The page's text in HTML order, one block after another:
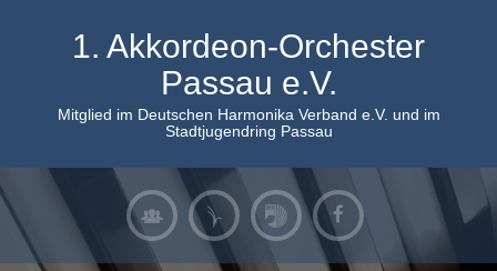
1. Akkordeon-Orchester
Passau e.V.
Mitglied im Deutschen Harmonika Verband e.V. und im
Stadtjugendring Passau